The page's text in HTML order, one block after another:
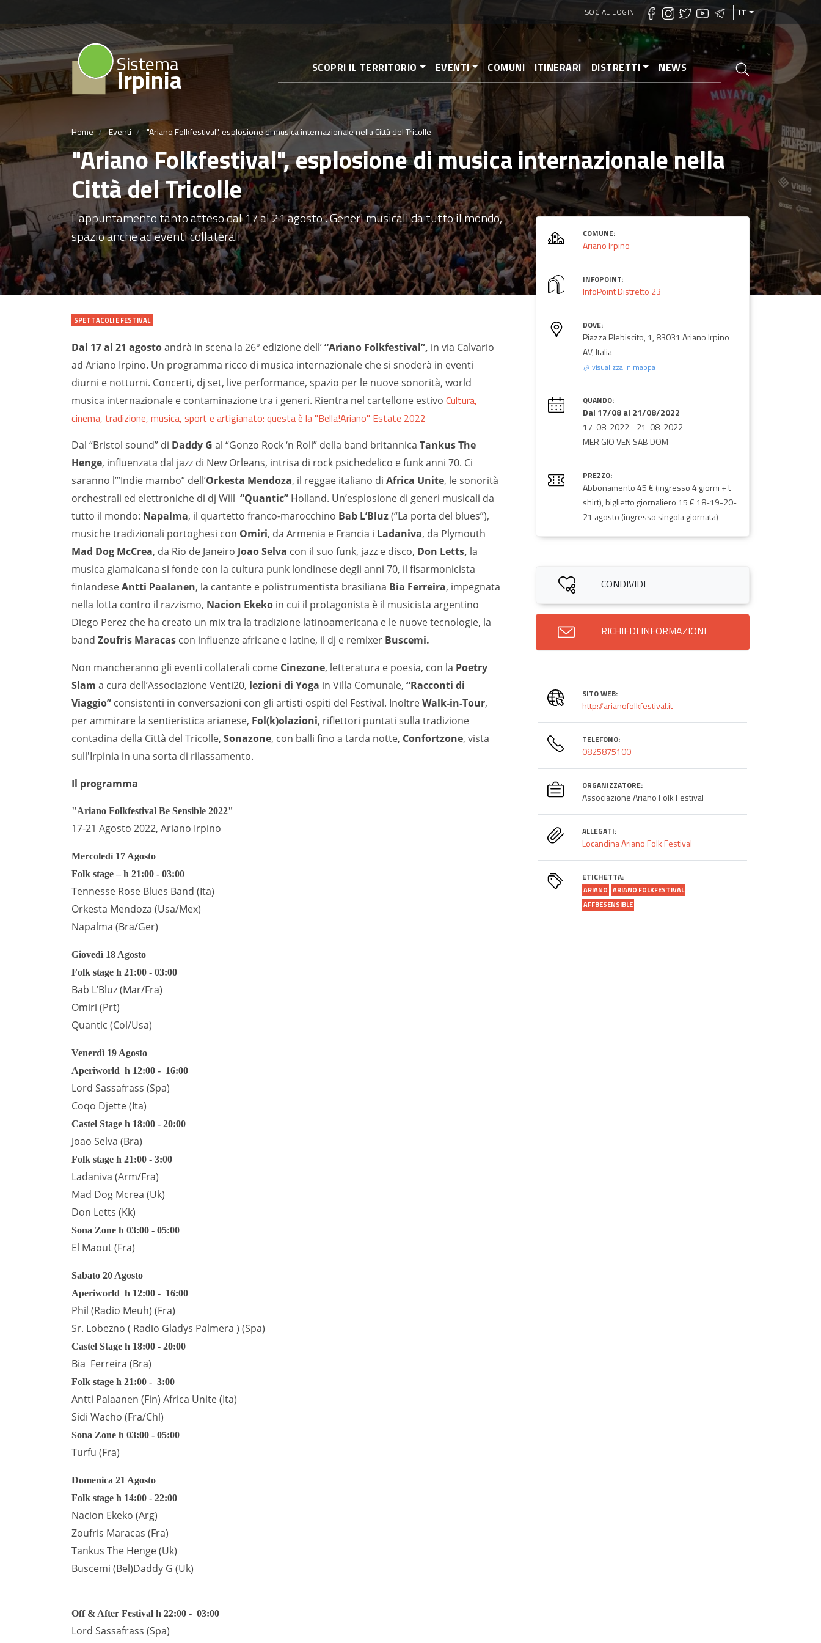
contenuto
SOCIAL LOGIN IT
Sistema
Irpinia SCOPRI IL TERRITORIO EVENTI COMUNI ITINERARI DISTRETTI NEWS
Home Eventi "Ariano Folkfestival", esplosione di musica internazionale nella Città del Tricolle
"Ariano Folkfestival", esplosione di musica internazionale nella
Città del Tricolle
L'appuntamento tanto atteso dal 17 al 21 agosto . Generi musicali da tutto il mondo,
spazio anche ad eventi collaterali
SPETTACOLI E FESTIVAL
Dal 17 al 21 agostoandrà in scena la 26° edizione dell’“Ariano Folkfestival”, in via Calvario
ad Ariano Irpino. Un programma ricco di musica internazionale che si snoderà in eventi
diurni e notturni. Concerti, dj set, live performance, spazio per le nuove sonorità, world
musica internazionale e contaminazione tra i generi. Rientra nel cartellone estivo Cultura,
cinema, tradizione, musica, sport e artigianato: questa è la "Bella!Ariano" Estate 2022
Dal “Bristol sound” di Daddy G al “Gonzo Rock ‘n Roll” della band britannica Tankus The
Henge, influenzata dal jazz di New Orleans, intrisa di rock psichedelico e funk anni 70. Ci
saranno l’”Indie mambo” dell’Orkesta Mendoza, il reggae italiano di Africa Unite, le sonorità
orchestrali ed elettroniche di dj Will “Quantic” Holland. Un’esplosione di generi musicali da
tutto il mondo: Napalma, il quartetto franco-marocchino Bab L’Bluz(“La porta del blues”),
musiche tradizionali portoghesi con Omiri, da Armenia e Francia i Ladaniva, da Plymouth
Mad Dog McCrea, da Rio de Janeiro Joao Selva con il suo funk, jazz e disco, Don Letts, la
musica giamaicana si fonde con la cultura punk londinese degli anni 70, il fisarmonicista
finlandeseAntti Paalanen, la cantante e polistrumentista brasiliana Bia Ferreira, impegnata
nella lotta contro il razzismo, Nacion Ekeko in cui il protagonista è il musicista argentino
Diego Perez che ha creato un mix tra la tradizione latinoamericana e le nuove tecnologie, la
band Zoufris Maracas con influenze africane e latine, il dj e remixer Buscemi.
Non mancheranno gli eventi collaterali come Cinezone, letteratura e poesia, con la Poetry
Slam a cura dell’Associazione Venti20, lezioni di Yoga in Villa Comunale, “Racconti di
Viaggio” consistenti in conversazioni con gli artisti ospiti del Festival. InoltreWalk-in-Tour,
per ammirare la sentieristica arianese, Fol(k)olazioni, riflettori puntati sulla tradizione
contadina della Città del Tricolle, Sonazone, con balli fino a tarda notte, Confortzone, vista
sull'Irpinia in una sorta di rilassamento.
Il programma
"Ariano Folkfestival Be Sensible 2022"
17-21 Agosto 2022, Ariano Irpino
Mercoledì 17 Agosto
Folk stage – h 21:00 - 03:00
Tennesse Rose Blues Band (Ita)
Orkesta Mendoza (Usa/Mex)
Napalma (Bra/Ger)
Giovedì 18 Agosto
Folk stage h 21:00 - 03:00
Bab L’Bluz (Mar/Fra)
Omiri (Prt)
Quantic (Col/Usa)
Venerdì 19 Agosto
Aperiworld h 12:00 - 16:00
Lord Sassafrass (Spa)
Coqo Djette (Ita)
Castel Stage h 18:00 - 20:00
Joao Selva (Bra)
Folk stage h 21:00 - 3:00
Ladaniva (Arm/Fra)
Mad Dog Mcrea (Uk)
Don Letts (Kk)
Sona Zone h 03:00 - 05:00
El Maout (Fra)
Sabato 20 Agosto
Aperiworld h 12:00 - 16:00
Phil (Radio Meuh) (Fra)
Sr. Lobezno ( Radio Gladys Palmera ) (Spa)
Castel Stage h 18:00 - 20:00
Bia Ferreira (Bra)
Folk stage h 21:00 - 3:00
Antti Palaanen (Fin) Africa Unite (Ita)
Sidi Wacho (Fra/Chl)
Sona Zone h 03:00 - 05:00
Turfu (Fra)
Domenica 21 Agosto
Folk stage h 14:00 - 22:00
Nacion Ekeko (Arg)
Zoufris Maracas (Fra)
Tankus The Henge (Uk)
Buscemi (Bel)Daddy G (Uk)
Off & After Festival h 22:00 - 03:00
Lord Sassafrass (Spa)
COMUNE:
Ariano Irpino
INFOPOINT:
InfoPoint Distretto 23
DOVE:
Piazza Plebiscito, 1, 83031 Ariano Irpino
AV, Italia
visualizza in mappa
QUANDO:
Dal 17/08 al 21/08/2022
17-08-2022-21-08-2022
MER GIO VEN SAB DOM
PREZZO:
Abbonamento 45 € (ingresso 4 giorni + t
shirt), biglietto giornaliero 15 € 18-19-20-
21 agosto (ingresso singola giornata)
CONDIVIDI
RICHIEDI INFORMAZIONI
SITO WEB:
http://arianofolkfestival.it
TELEFONO:
0825875100
ORGANIZZATORE:
Associazione Ariano Folk Festival
ALLEGATI:
Locandina Ariano Folk Festival
ETICHETTA:
ARIANO ARIANO FOLKFESTIVAL
AFFBESENSIBLE